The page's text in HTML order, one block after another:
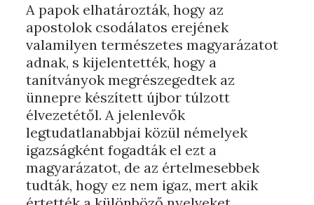
A papok elhatározták, hogy az
apostolok csodálatos erejének
valamilyen természetes magyarázatot
adnak, s kijelentették, hogy a
tanítványok megrészegedtek az
ünnepre készített újbor túlzott
élvezetétől. A jelenlevők
legtudatlanabbjai közül némelyek
igazságként fogadták el ezt a
magyarázatot, de az értelmesebbek
tudták, hogy ez nem igaz, mert akik